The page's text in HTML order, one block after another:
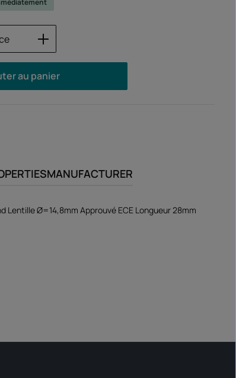
: Entrez la quantité
au panier
MANUFACTURER
Lentille Ø=14,8mm Approuvé ECE Longueur 28mm